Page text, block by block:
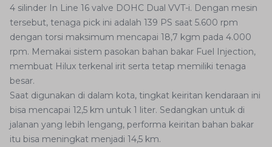
4 silinder In Line 16 valve DOHC Dual VVT-i. Dengan mesin
tersebut, tenaga pick ini adalah 139 PS saat 5.600 rpm
dengan torsi maksimum mencapai 18,7 kgm pada 4.000
rpm. Memakai sistem pasokan bahan bakar Fuel Injection,
membuat Hilux terkenal irit serta tetap memiliki tenaga
besar.
Saat digunakan di dalam kota, tingkat keiritan kendaraan ini
bisa mencapai 12,5 km untuk 1 liter. Sedangkan untuk di
jalanan yang lebih lengang, performa keiritan bahan bakar
itu bisa meningkat menjadi 14,5 km.